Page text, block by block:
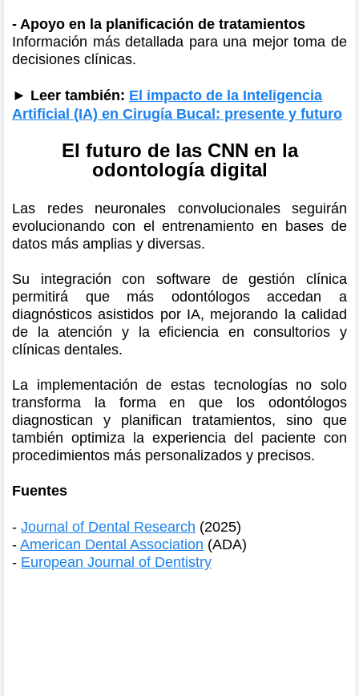
- Apoyo en la planificación de tratamientos
Información más detallada para una mejor toma de
decisiones clínicas.
► Leer también: El impacto de la Inteligencia
Artificial (IA) en Cirugía Bucal: presente y futuro
El futuro de las CNN en la
odontología digital
Las redes neuronales convolucionales seguirán
evolucionando con el entrenamiento en bases de
datos más amplias y diversas.
Su integración con software de gestión clínica
permitirá que más odontólogos accedan a
diagnósticos asistidos por IA, mejorando la calidad
de la atención y la eficiencia en consultorios y
clínicas dentales.
La implementación de estas tecnologías no solo
transforma la forma en que los odontólogos
diagnostican y planifican tratamientos, sino que
también optimiza la experiencia del paciente con
procedimientos más personalizados y precisos.
Fuentes
- Journal of Dental Research (2025)
- American Dental Association (ADA)
- European Journal of Dentistry